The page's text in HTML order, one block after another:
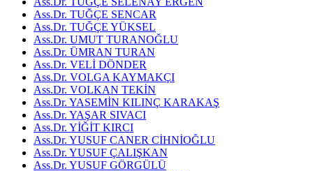
Ass.Dr. TUĞÇE SENCAR
Ass.Dr. TUĞÇE YÜKSEL
Ass.Dr. UMUT TURANOĞLU
Ass.Dr. ÜMRAN TURAN
Ass.Dr. VELİ DÖNDER
Ass.Dr. VOLGA KAYMAKÇI
Ass.Dr. VOLKAN TEKİN
Ass.Dr. YASEMİN KILINÇ KARAKAŞ
Ass.Dr. YAŞAR SIVACI
Ass.Dr. YİĞİT KIRCI
Ass.Dr. YUSUF CANER CİHNİOĞLU
Ass.Dr. YUSUF ÇALIŞKAN
Ass.Dr. YUSUF GÖRGÜLÜ